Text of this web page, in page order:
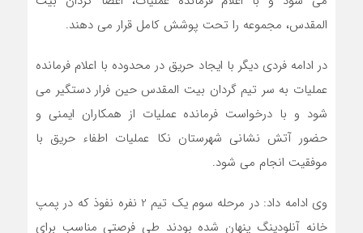
المقدس، مجموعه را تحت پوشش کامل قرار می دهند.
در ادامه فردی دیگر با ایجاد حریق در محدوده با اعلام فرمانده
عملیات به سر تیم گردان بیت المقدس حین فرار دستگیر می
شود و با درخواست فرمانده عملیات از همکاران ایمنی و
حضور آتش نشانی شهرستان نکا عملیات اطفاء حریق با
موفقیت انجام می شود.
وی ادامه داد: در مرحله سوم یک تیم 2 نفره نفوذ که در پمپ
خانه آنلودینگ پنهان شده بودند طی فرصتی مناسب برای